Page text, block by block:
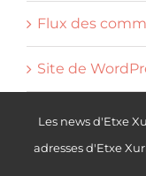
Flux des
Site de
Les news d'Etxe
adresses d'Etxe